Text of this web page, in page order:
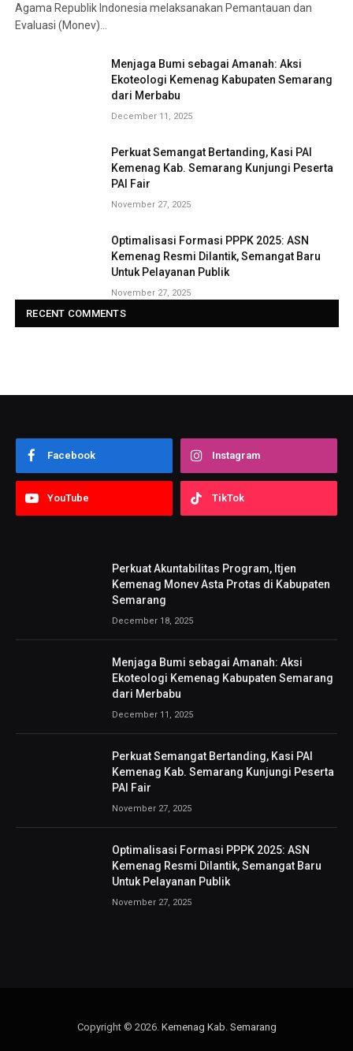
Agama Republik Indonesia melaksanakan Pemantauan dan
Evaluasi (Monev)…
Menjaga Bumi sebagai Amanah: Aksi
Ekoteologi Kemenag Kabupaten Semarang
dari Merbabu
December 11, 2025
Perkuat Semangat Bertanding, Kasi PAI
Kemenag Kab. Semarang Kunjungi Peserta
PAI Fair
November 27, 2025
Optimalisasi Formasi PPPK 2025: ASN
Kemenag Resmi Dilantik, Semangat Baru
Untuk Pelayanan Publik
November 27, 2025
RECENT COMMENTS
Facebook Instagram
YouTube TikTok
Perkuat Akuntabilitas Program, Itjen
Kemenag Monev Asta Protas di Kabupaten
Semarang
December 18, 2025
Menjaga Bumi sebagai Amanah: Aksi
Ekoteologi Kemenag Kabupaten Semarang
dari Merbabu
December 11, 2025
Perkuat Semangat Bertanding, Kasi PAI
Kemenag Kab. Semarang Kunjungi Peserta
PAI Fair
November 27, 2025
Optimalisasi Formasi PPPK 2025: ASN
Kemenag Resmi Dilantik, Semangat Baru
Untuk Pelayanan Publik
November 27, 2025
Copyright © 2026. Kemenag Kab. Semarang